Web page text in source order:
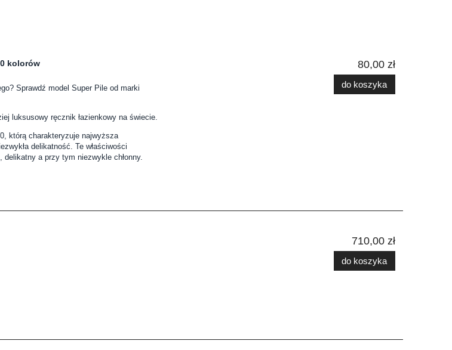
kolorów
Sprawdź model Super Pile od marki
luksusowy ręcznik łazienkowy na świecie.
którą charakteryzuje najwyższa
delikatność. Te właściwości
a przy tym niezwykle chłonny.
80,00 zł
do koszyka
710,00 zł
do koszyka